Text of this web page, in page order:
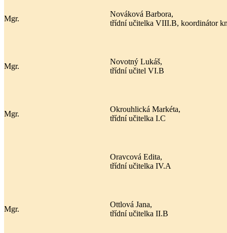
Mgr.
Nováková Barbora,
třídní učitelka VIII.B, koordinátor
Mgr.
Novotný Lukáš,
třídní učitel VI.B
Mgr.
Okrouhlická Markéta,
třídní učitelka I.C
Oravcová Edita,
třídní učitelka IV.A
Mgr.
Ottlová Jana,
třídní učitelka II.B